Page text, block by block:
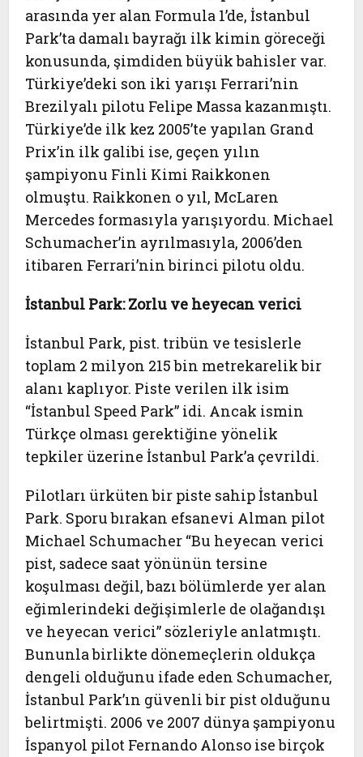
arasında yer alan Formula 1’de, İstanbul
Park’ta damalı bayrağı ilk kimin göreceği
konusunda, şimdiden büyük bahisler var.
Türkiye’deki son iki yarışı Ferrari’nin
Brezilyalı pilotu Felipe Massa kazanmıştı.
Türkiye’de ilk kez 2005’te yapılan Grand
Prix’in ilk galibi ise, geçen yılın
şampiyonu Finli Kimi Raikkonen
olmuştu. Raikkonen o yıl, McLaren
Mercedes formasıyla yarışıyordu. Michael
Schumacher’in ayrılmasıyla, 2006’den
itibaren Ferrari’nin birinci pilotu oldu.
İstanbul Park: Zorlu ve heyecan verici
İstanbul Park, pist. tribün ve tesislerle
toplam 2 milyon 215 bin metrekarelik bir
alanı kaplıyor. Piste verilen ilk isim
“İstanbul Speed Park” idi. Ancak ismin
Türkçe olması gerektiğine yönelik
tepkiler üzerine İstanbul Park’a çevrildi.
Pilotları ürküten bir piste sahip İstanbul
Park. Sporu bırakan efsanevi Alman pilot
Michael Schumacher “Bu heyecan verici
pist, sadece saat yönünün tersine
koşulması değil, bazı bölümlerde yer alan
eğimlerindeki değişimlerle de olağandışı
ve heyecan verici” sözleriyle anlatmıştı.
Bununla birlikte dönemeçlerin oldukça
dengeli olduğunu ifade eden Schumacher,
İstanbul Park’ın güvenli bir pist olduğunu
belirtmişti. 2006 ve 2007 dünya şampiyonu
İspanyol pilot Fernando Alonso ise birçok